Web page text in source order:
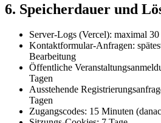
6. Speicherdauer und
Server-Logs (Vercel): maximal 30
Kontaktformular-Anfragen:
Bearbeitung
Öffentliche
Tagen
Ausstehende
Tagen
Zugangscodes: 15 Minuten